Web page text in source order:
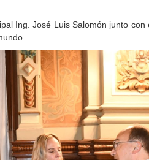
Ing. José Luis Salomón junto